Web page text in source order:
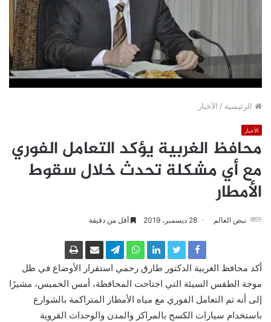
الرئيسية / الأخبار
الأخبار
محافظ الغربية يؤكد التعامل الفوري
مع أي مشكلة تحدث خلال سقوط
الأمطار
نبض العالم 28 ديسمبر، 2019 أقل من دقيقة
أكد محافظ الغربية الدكتور طارق رحمي استقرار الأوضاع في ظل
موجة الطقس السيئة التي اجتاحت المحافظة، أمس الخميس، مشيرًا
إلى أنه تم التعامل الفوري مع مياه الأمطار المتراكمة بالشوارع
باستخدام سيارات الكسح بالمراكز والمدن والوحدات القروية